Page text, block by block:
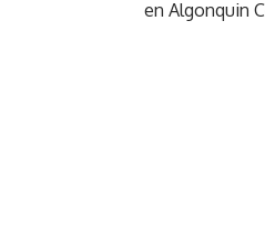
en Algonquin